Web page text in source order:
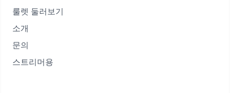
룰렛 둘러보기
소개
문의
스트리머용